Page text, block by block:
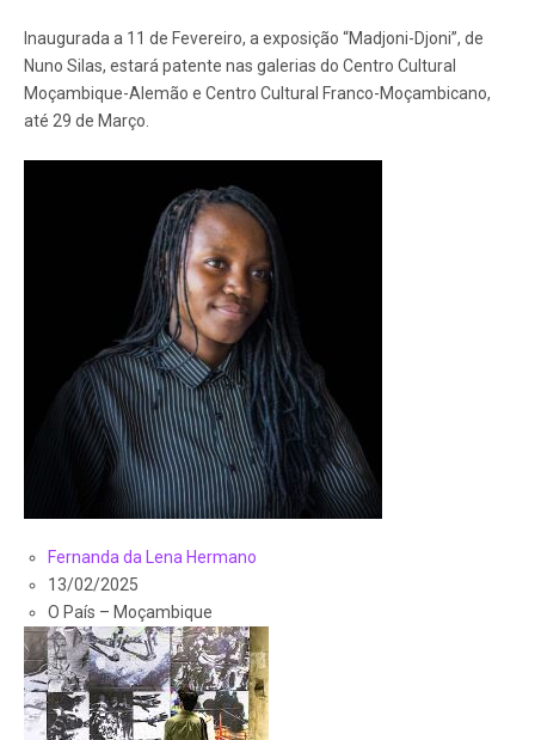
Inaugurada a 11 de Fevereiro, a exposição “Madjoni-Djoni”, de
Nuno Silas, estará patente nas galerias do Centro Cultural
Moçambique-Alemão e Centro Cultural Franco-Moçambicano,
até 29 de Março.
Fernanda da Lena Hermano
13/02/2025
O País – Moçambique